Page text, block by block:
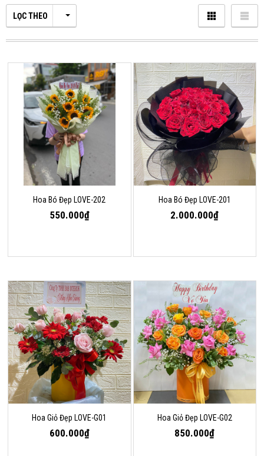
LỌC THEO
Hoa Bó Đẹp LOVE-202
550.000₫
Hoa Bó Đẹp LOVE-201
2.000.000₫
Hoa Giỏ Đẹp LOVE-G01
600.000₫
Hoa Giỏ Đẹp LOVE-G02
850.000₫